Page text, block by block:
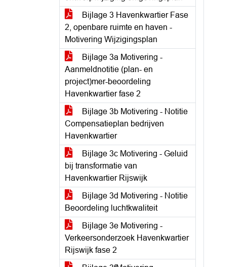
Bijlage 3 Havenkwartier Fase
2, openbare ruimte en haven -
Motivering Wijzigingsplan
Bijlage 3a Motivering -
Aanmeldnotitie (plan- en
project)mer-beoordeling
Havenkwartier fase 2
Bijlage 3b Motivering - Notitie
Compensatieplan bedrijven
Havenkwartier
Bijlage 3c Motivering - Geluid
bij transformatie van
Havenkwartier Rijswijk
Bijlage 3d Motivering - Notitie
Beoordeling luchtkwaliteit
Bijlage 3e Motivering -
Verkeersonderzoek Havenkwartier
Rijswijk fase 2